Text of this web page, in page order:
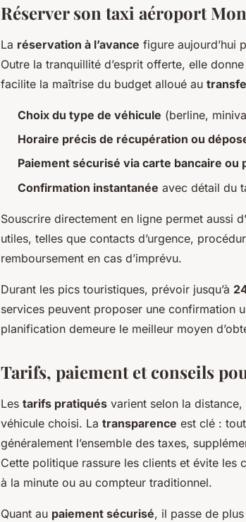
Réserver son taxi aéroport
La réservation à l’avance figure aujourd’hui
Outre la tranquillité d’esprit offerte, elle
facilite la maîtrise du budget alloué au
Choix du type de véhicule (berline,
Horaire précis de récupération ou
Paiement sécurisé via carte bancaire ou
Confirmation instantanée avec détail du
Souscrire directement en ligne permet aussi
utiles, telles que contacts d’urgence,
remboursement en cas d’imprévu.
Durant les pics touristiques, prévoir jusqu’à
services peuvent proposer une confirmation
planification demeure le meilleur moyen
Tarifs, paiement et conseils
Les tarifs pratiqués varient selon la
véhicule choisi. La transparence est clé :
généralement l’ensemble des taxes,
Cette politique rassure les clients et évite les
à la minute ou au compteur traditionnel.
Quant au paiement sécurisé, il passe de